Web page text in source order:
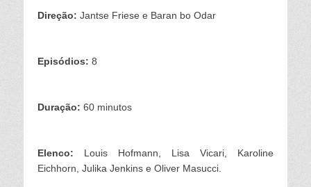
Direção: Jantse Friese e Baran bo Odar
Episódios: 8
Duração: 60 minutos
Elenco: Louis Hofmann, Lisa Vicari, Karoline
Eichhorn, Julika Jenkins e Oliver Masucci.